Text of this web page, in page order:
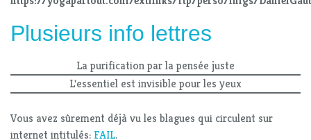
Plusieurs info lettres
La purification par la pensée juste
L'essentiel est invisible pour les yeux
Vous avez sûrement déjà vu les blagues qui circulent sur
internet intitulés: FAIL.